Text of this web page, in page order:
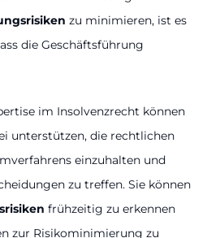
zu minimieren, ist es
die Geschäftsführung
im Insolvenzrecht können
unterstützen, die rechtlichen
einzuhalten und
zu treffen. Sie können
frühzeitig zu erkennen
zur Risikominimierung zu